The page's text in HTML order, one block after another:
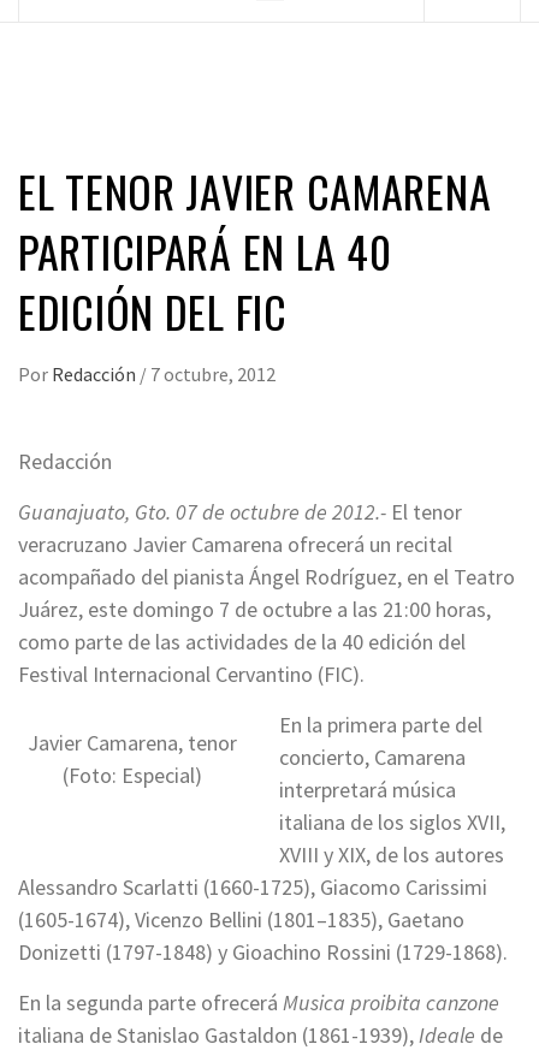
EL TENOR JAVIER CAMARENA
PARTICIPARÁ EN LA 40
EDICIÓN DEL FIC
Por Redacción / 7 octubre, 2012
Redacción
Guanajuato, Gto. 07 de octubre de 2012.- El tenor
veracruzano Javier Camarena ofrecerá un recital
acompañado del pianista Ángel Rodríguez, en el Teatro
Juárez, este domingo 7 de octubre a las 21:00 horas,
como parte de las actividades de la 40 edición del
Festival Internacional Cervantino (FIC).
Javier Camarena, tenor
(Foto: Especial)
En la primera parte del
concierto, Camarena
interpretará música
italiana de los siglos XVII,
XVIII y XIX, de los autores
Alessandro Scarlatti (1660-1725), Giacomo Carissimi
(1605-1674), Vicenzo Bellini (1801–1835), Gaetano
Donizetti (1797-1848) y Gioachino Rossini (1729-1868).
En la segunda parte ofrecerá Musica proibita canzone
italiana de Stanislao Gastaldon (1861-1939),Ideale de